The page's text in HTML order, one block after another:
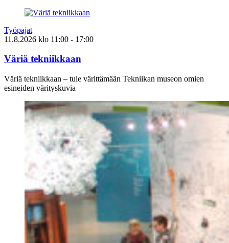
Työpajat
11.8.2026 klo 11:00 - 17:00
Väriä tekniikkaan
Väriä tekniikkaan – tule värittämään Tekniikan museon omien
esineiden värityskuvia